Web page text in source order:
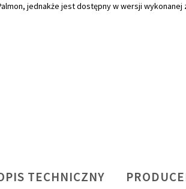
jednakże jest dostępny w wersji wykonanej
TECHNICZNY